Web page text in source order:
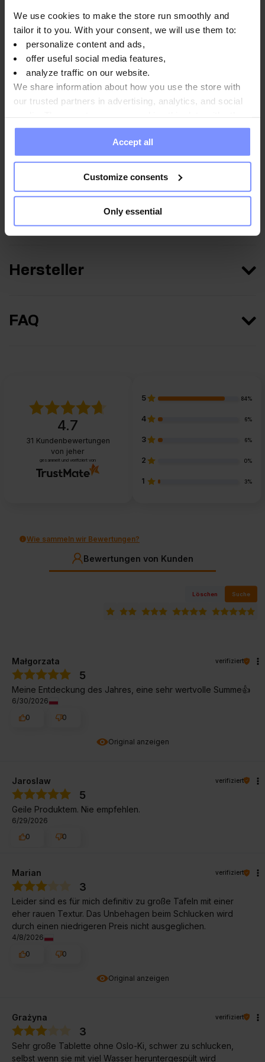
We use cookies to make the store run smoothly and
tailor it to you. With your consent, we will use them to:
personalize content and ads,
offer useful social media features,
analyze traffic on our website.
We share information about how you use the store with
our trusted partners in advertising, analytics, and social
information you have provided to them or that they have
collected when you use their services. Do you agree?
Accept all
Customize consents
Only essential
analyse 22.08.2025
OstroVit Boswellia Serrata VEGE - Bestimmung des
schwermetallgehalts 21.08.2025
Nährwertinformationen
Hersteller
FAQ
4.7
31 Kundenbewertungen
von jeher
gesammelt und verifiziert von
5 84%
4 6%
3 6%
2 0%
1 3%
Wie sammeln wir Bewertungen?
Bewertungen von Kunden
Löschen Suche
Original anzeigen
Małgorzata verifiziert
5
Meine Entdeckung des Jahres, eine sehr wertvolle Summe👍️
6/30/2026
0
0
Jaroslaw verifiziert
5
Geile Produktem. Nie empfehlen.
6/29/2026
0
0
Original anzeigen
Marian verifiziert
3
Leider sind es für mich definitiv zu große Tafeln mit einer
eher rauen Textur. Das Unbehagen beim Schlucken wird
durch einen niedrigeren Preis nicht ausgeglichen.
4/8/2026
0
0
Grażyna verifiziert
3
Sehr große Tablette ohne Oslo-Ki, schwer zu schlucken,
selbst wenn sie mit viel Wasser heruntergespült wird